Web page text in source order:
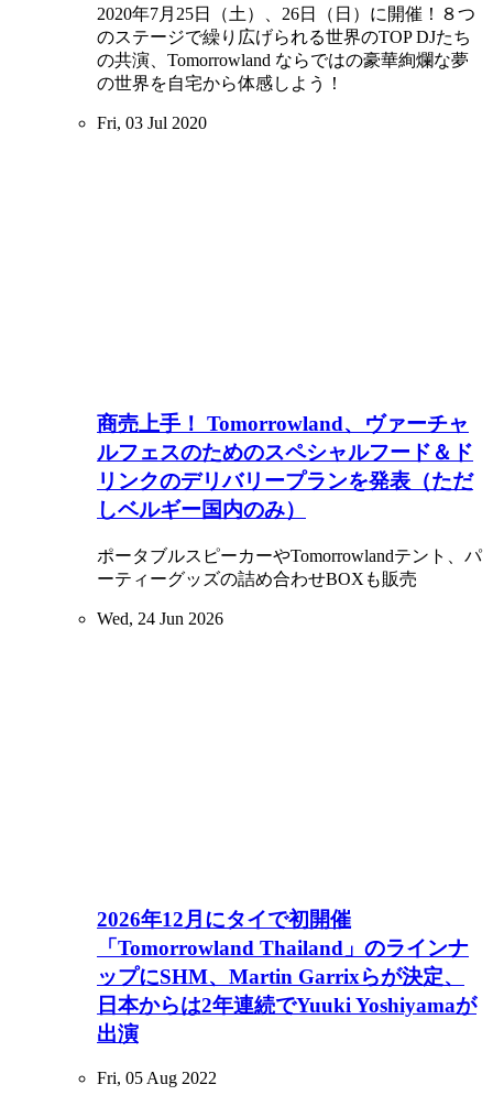
2020年7月25日（土）、26日（日）に開催！８つ
のステージで繰り広げられる世界のTOP DJたち
の共演、Tomorrowland ならではの豪華絢爛な夢
の世界を自宅から体感しよう！
Fri, 03 Jul 2020
商売上手！ Tomorrowland、ヴァーチャ
ルフェスのためのスペシャルフード＆ド
リンクのデリバリープランを発表（ただ
しベルギー国内のみ）
ポータブルスピーカーやTomorrowlandテント、パ
ーティーグッズの詰め合わせBOXも販売
Wed, 24 Jun 2026
2026年12月にタイで初開催
「Tomorrowland Thailand」のラインナ
ップにSHM、Martin Garrixらが決定、
日本からは2年連続でYuuki Yoshiyamaが
出演
Fri, 05 Aug 2022